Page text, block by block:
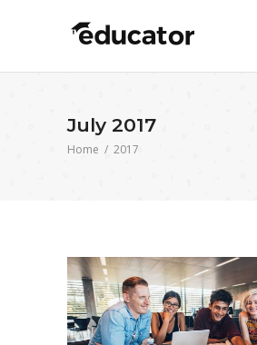
July 2017
Home / 2017